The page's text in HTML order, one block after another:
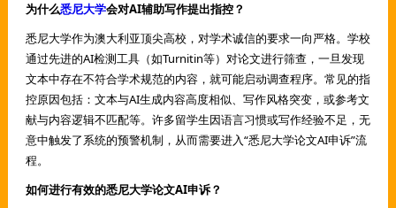
为什么悉尼大学会对AI辅助写作提出指控？
悉尼大学作为澳大利亚顶尖高校，对学术诚信的要求一向严格。学校
通过先进的AI检测工具（如Turnitin等）对论文进行筛查，一旦发现
文本中存在不符合学术规范的内容，就可能启动调查程序。常见的指
控原因包括：文本与AI生成内容高度相似、写作风格突变，或参考文
献与内容逻辑不匹配等。许多留学生因语言习惯或写作经验不足，无
意中触发了系统的预警机制，从而需要进入“悉尼大学论文AI申诉”流
程。
如何进行有效的悉尼大学论文AI申诉？